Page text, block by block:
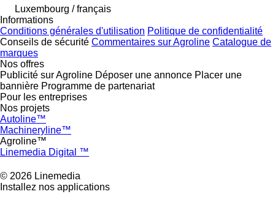
Luxembourg / français
Informations
Conditions générales d'utilisation Politique de confidentialité
Conseils de sécurité Commentaires sur Agroline Catalogue de
marques
Nos offres
Publicité sur Agroline Déposer une annonce Placer une
bannière Programme de partenariat
Pour les entreprises
Nos projets
Autoline™
Machineryline™
Agroline™
Linemedia Digital ™
© 2026 Linemedia
Installez nos applications